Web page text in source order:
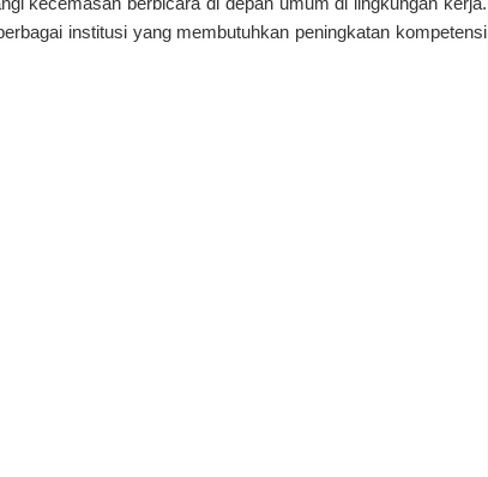
institusi yang membutuhkan peningkatan kompetensi